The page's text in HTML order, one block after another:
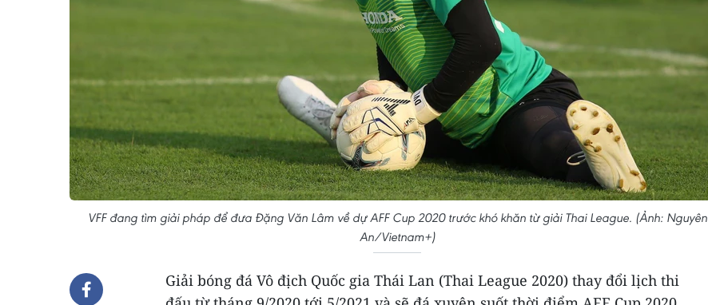
VFF đang tìm giải pháp để đưa Đặng Văn Lâm về dự AFF Cup 2020 trước khó khăn từ giải Thai League. (Ảnh: Nguyên
An/Vietnam+)
Giải bóng đá Vô địch Quốc gia Thái Lan (Thai League 2020) thay đổi lịch thi